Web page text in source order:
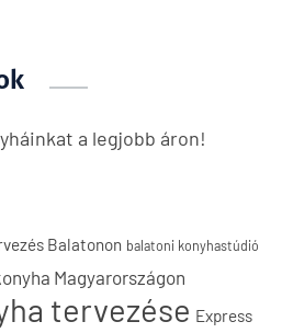
a legjobb áron!
Balatonon balatoni konyhastúdió
Magyarországon
tervezése Express